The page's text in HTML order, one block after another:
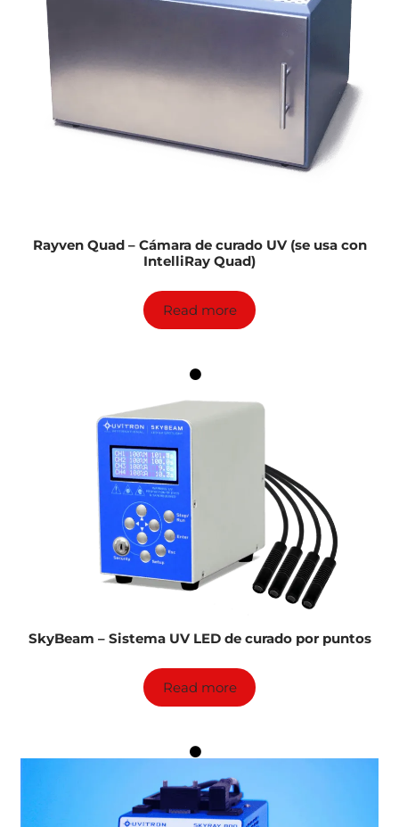
Rayven Quad – Cámara de curado UV (se usa con
IntelliRay Quad)
Read more
SkyBeam – Sistema UV LED de curado por puntos
Read more